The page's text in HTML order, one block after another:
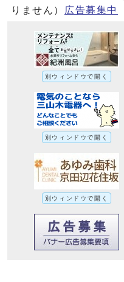
りません）
広告募集中
別ウィンドウで開く
別ウィンドウで開く
別ウィンドウで開く